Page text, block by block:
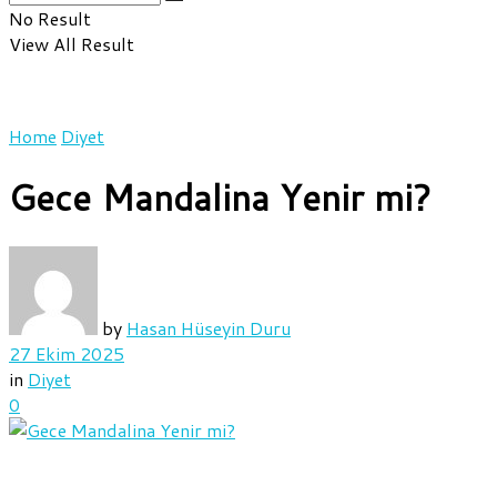
No Result
View All Result
Home Diyet
Gece Mandalina Yenir mi?
by Hasan Hüseyin Duru
27 Ekim 2025
in Diyet
0